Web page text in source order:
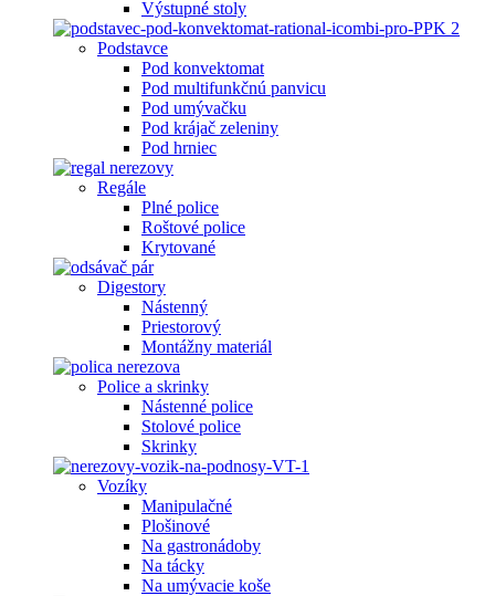
Výstupné stoly
Podstavce
Pod konvektomat
Pod multifunkčnú panvicu
Pod umývačku
Pod krájač zeleniny
Pod hrniec
Regále
Plné police
Roštové police
Krytované
Digestory
Nástenný
Priestorový
Montážny materiál
Police a skrinky
Nástenné police
Stolové police
Skrinky
Vozíky
Manipulačné
Plošinové
Na gastronádoby
Na tácky
Na umývacie koše